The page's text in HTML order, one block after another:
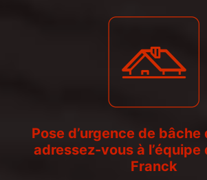
Pose d’urgence de
adressez-vous à
Franck